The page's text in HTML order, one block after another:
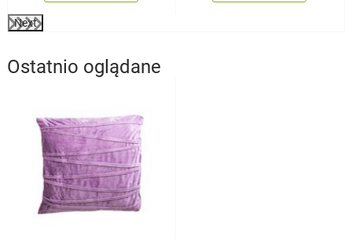
Next
Ostatnio oglądane